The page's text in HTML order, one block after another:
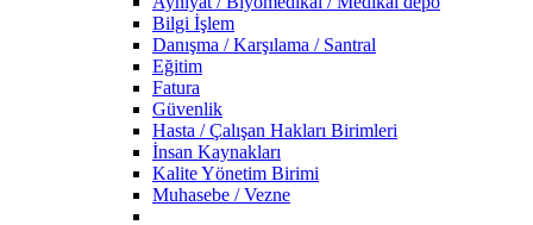
Bilgi İşlem
Danışma / Karşılama / Santral
Eğitim
Fatura
Güvenlik
Hasta / Çalışan Hakları Birimleri
İnsan Kaynakları
Kalite Yönetim Birimi
Muhasebe / Vezne